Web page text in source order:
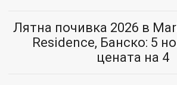
Лятна почивка 2026 в
Residence, Банско: 5
цената на 4